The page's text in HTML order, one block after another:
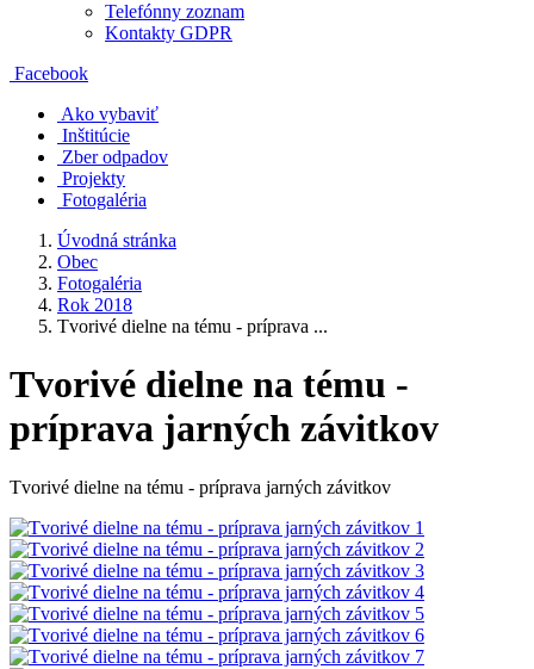
Telefónny zoznam
Kontakty GDPR
Facebook
Ako vybaviť
Inštitúcie
Zber odpadov
Projekty
Fotogaléria
Úvodná stránka
Obec
Fotogaléria
Rok 2018
Tvorivé dielne na tému - príprava ...
Tvorivé dielne na tému -
príprava jarných závitkov
Tvorivé dielne na tému - príprava jarných závitkov